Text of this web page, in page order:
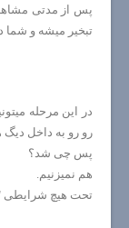
پس از مدتی
تبخیر میشه و شما
در این مرحله
رو رو به داخل دیگ
پس چی شد؟
هم نمیزنیم.
تحت هیچ شرایطی